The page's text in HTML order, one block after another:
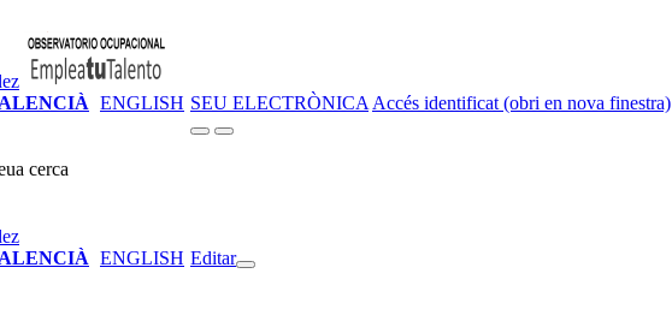
ENGLISH SEU ELECTRÒNICA Accés identificat (obri en nova finestra)
cerca
ENGLISH Editar